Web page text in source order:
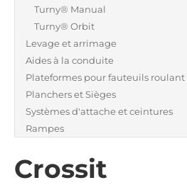
Turny® Manual
Turny® Orbit
Levage et arrimage
Aides à la conduite
Plateformes pour fauteuils roulant
Planchers et Sièges
Systèmes d'attache et ceintures
Rampes
Crossit